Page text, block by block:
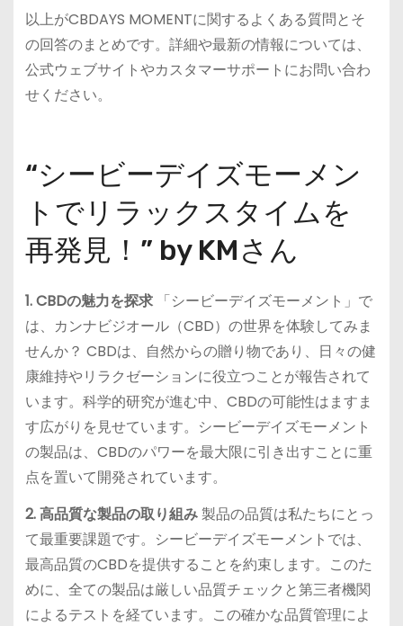
以上がCBDAYS MOMENTに関するよくある質問とそ
の回答のまとめです。詳細や最新の情報については、
公式ウェブサイトやカスタマーサポートにお問い合わ
せください。
“シービーデイズモーメン
トでリラックスタイムを
再発見！” by KMさん
1. CBDの魅力を探求「シービーデイズモーメント」で
は、カンナビジオール（CBD）の世界を体験してみま
せんか？ CBDは、自然からの贈り物であり、日々の健
康維持やリラクゼーションに役立つことが報告されて
います。科学的研究が進む中、CBDの可能性はますま
す広がりを見せています。シービーデイズモーメント
の製品は、CBDのパワーを最大限に引き出すことに重
点を置いて開発されています。
2. 高品質な製品の取り組み製品の品質は私たちにとっ
て最重要課題です。シービーデイズモーメントでは、
最高品質のCBDを提供することを約束します。このた
めに、全ての製品は厳しい品質チェックと第三者機関
によるテストを経ています。この確かな品質管理によ